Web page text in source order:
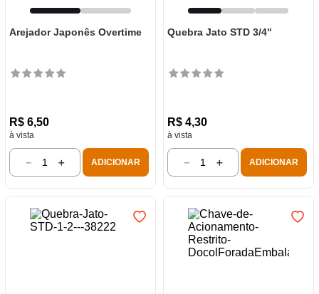
Arejador Japonês Overtime
R$ 6,50
à vista
＋
－ ADICIONAR
Quebra Jato STD 3/4"
R$ 4,30
à vista
＋
－ ADICIONAR